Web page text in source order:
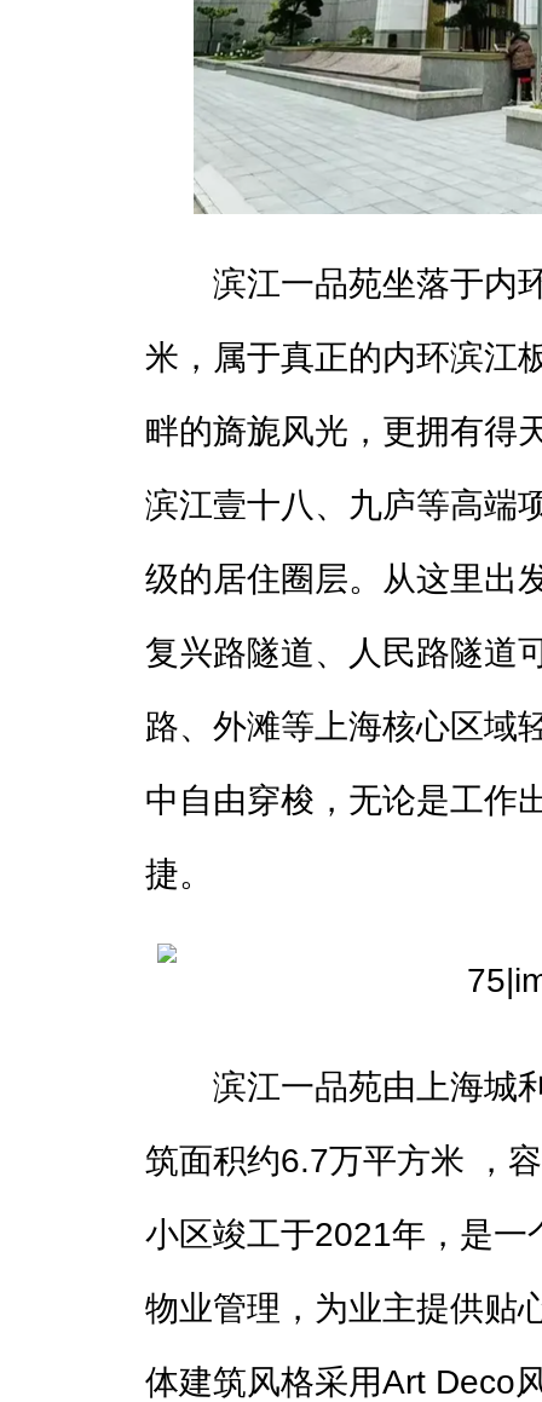
滨江一品苑坐落于内
米，属于真正的内环滨江
畔的旖旎风光，更拥有得
滨江壹十八、九庐等高端
级的居住圈层。从这里出
复兴路隧道、人民路隧道
路、外滩等上海核心区域
中自由穿梭，无论是工作
捷。
滨江一品苑由上海城利
筑面积约6.7万平方米 ，
小区竣工于2021年，是
物业管理，为业主提供贴
体建筑风格采用Art Deco